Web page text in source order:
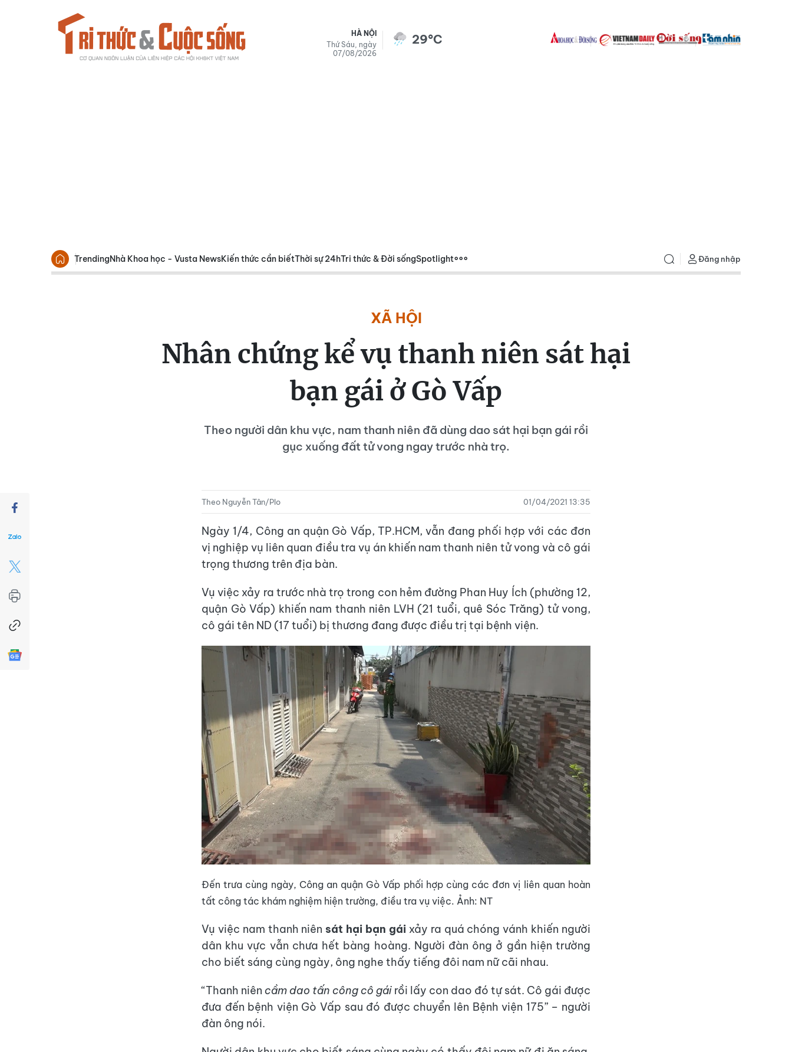
HÀ NỘI
Thứ Sáu, ngày
07/08/2026
29°C
TrendingNhà Khoa học - Vusta NewsKiến thức cần biếtThời sự 24hTri thức & Đời sốngSpotlight Đăng nhập
XÃ HỘI
Nhân chứng kể vụ thanh niên sát hại
bạn gái ở Gò Vấp
Theo người dân khu vực, nam thanh niên đã dùng dao sát hại bạn gái rồi
gục xuống đất tử vong ngay trước nhà trọ.
Theo Nguyễn Tân/Plo 01/04/2021 13:35
Ngày 1/4, Công an quận Gò Vấp, TP.HCM, vẫn đang phối hợp với các đơn
vị nghiệp vụ liên quan điều tra vụ án khiến nam thanh niên tử vong và cô gái
trọng thương trên địa bàn.
Vụ việc xảy ra trước nhà trọ trong con hẻm đường Phan Huy Ích (phường 12,
quận Gò Vấp) khiến nam thanh niên LVH (21 tuổi, quê Sóc Trăng) tử vong,
cô gái tên ND (17 tuổi) bị thương đang được điều trị tại bệnh viện.
Đến trưa cùng ngày, Công an quận Gò Vấp phối hợp cùng các đơn vị liên quan hoàn
tất công tác khám nghiệm hiện trường, điều tra vụ việc. Ảnh: NT
Vụ việc nam thanh niên sát hại bạn gái xảy ra quá chóng vánh khiến người
dân khu vực vẫn chưa hết bàng hoàng. Người đàn ông ở gần hiện trường
cho biết sáng cùng ngày, ông nghe thấy tiếng đôi nam nữ cãi nhau.
“Thanh niên cầm dao tấn công cô gái rồi lấy con dao đó tự sát. Cô gái được
đưa đến bệnh viện Gò Vấp sau đó được chuyển lên Bệnh viện 175” – người
đàn ông nói.